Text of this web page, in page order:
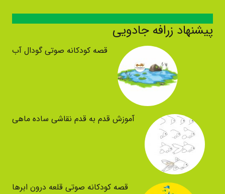
پیشنهاد زرافه جادویی
قصه کودکانه صوتی گودال آب
آموزش قدم به قدم نقاشی ساده ماهی
قصه کودکانه صوتی قلعه درون ابرها